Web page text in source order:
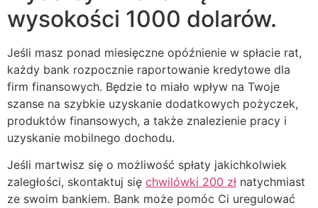
wysokości 1000 dolarów.
Jeśli masz ponad miesięczne opóźnienie w spłacie rat,
każdy bank rozpocznie raportowanie kredytowe dla
firm finansowych. Będzie to miało wpływ na Twoje
szanse na szybkie uzyskanie dodatkowych pożyczek,
produktów finansowych, a także znalezienie pracy i
uzyskanie mobilnego dochodu.
Jeśli martwisz się o możliwość spłaty jakichkolwiek
zaległości, skontaktuj się chwilówki 200 zł natychmiast
ze swoim bankiem. Bank może pomóc Ci uregulować